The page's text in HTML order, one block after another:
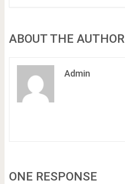
ABOUT THE AUTHOR
Admin
ONE RESPONSE